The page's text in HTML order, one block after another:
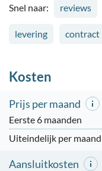
Snel naar: reviews
levering contract
Kosten
Prijs per maand
Eerste 6 maanden
Uiteindelijk per maand
Aansluitkosten